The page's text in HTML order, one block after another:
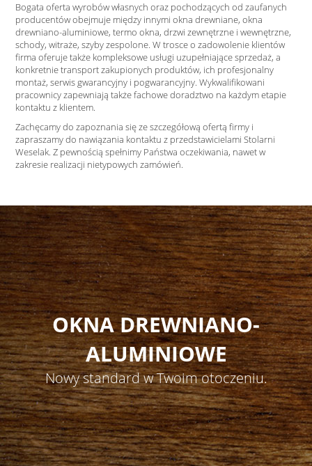
Bogata oferta wyrobów własnych oraz pochodzących od zaufanych
producentów obejmuje między innymi okna drewniane, okna
drewniano-aluminiowe, termo okna, drzwi zewnętrzne i wewnętrzne,
schody, witraże, szyby zespolone. W trosce o zadowolenie klientów
firma oferuje także kompleksowe usługi uzupełniające sprzedaż, a
konkretnie transport zakupionych produktów, ich profesjonalny
montaż, serwis gwarancyjny i pogwarancyjny. Wykwalifikowani
pracownicy zapewniają także fachowe doradztwo na każdym etapie
kontaktu z klientem.
Zachęcamy do zapoznania się ze szczegółową ofertą firmy i
zapraszamy do nawiązania kontaktu z przedstawicielami Stolarni
Weselak. Z pewnością spełnimy Państwa oczekiwania, nawet w
zakresie realizacji nietypowych zamówień.
OKNA DREWNIANO-
ALUMINIOWE
Nowy standard w Twoim otoczeniu.